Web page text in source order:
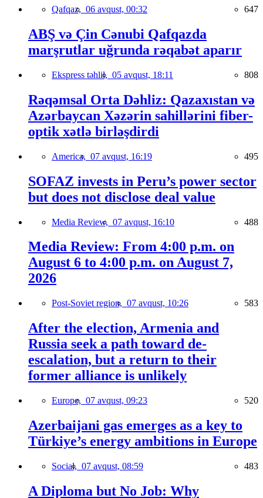
Qafqaz, 06 avqust, 00:32 647
ABŞ və Çin Cənubi Qafqazda
marşrutlar uğrunda rəqabət aparır
Ekspress təhlil, 05 avqust, 18:11 808
Rəqəmsal Orta Dəhliz: Qazaxıstan və
Azərbaycan Xəzərin sahillərini fiber-
optik xətlə birləşdirdi
America, 07 avqust, 16:19 495
SOFAZ invests in Peru’s power sector
but does not disclose deal value
Media Review, 07 avqust, 16:10 488
Media Review: From 4:00 p.m. on
August 6 to 4:00 p.m. on August 7,
2026
Post-Soviet region, 07 avqust, 10:26 583
After the election, Armenia and
Russia seek a path toward de-
escalation, but a return to their
former alliance is unlikely
Europe, 07 avqust, 09:23 520
Azerbaijani gas emerges as a key to
Türkiye’s energy ambitions in Europe
Social, 07 avqust, 08:59 483
A Diploma but No Job: Why